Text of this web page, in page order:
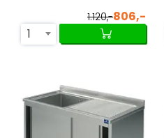
1.120,-806,-
1